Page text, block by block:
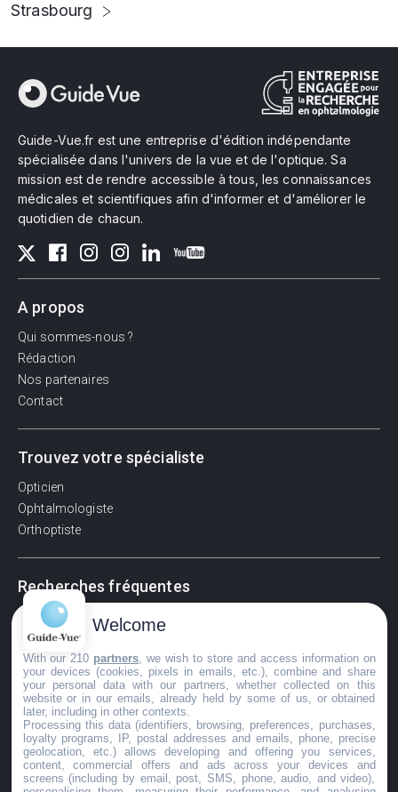
Strasbourg
Guide-Vue.fr est une entreprise d'édition indépendante
spécialisée dans l'univers de la vue et de l'optique. Sa
mission est de rendre accessible à tous, les connaissances
médicales et scientifiques afin d'informer et d'améliorer le
quotidien de chacun.
A propos
Qui sommes-nous ?
Rédaction
Nos partenaires
Contact
Trouvez votre spécialiste
Opticien
Ophtalmologiste
Orthoptiste
Recherches fréquentes
Pathologies adultes
Signes d'une urgence ophtalmologique
La vision
Acuité visuelle
Myosis / mydriase
Œdème oculaire
©GuideVue2024
Welcome
With our 210 partners , we wish to store and access information on
your devices (cookies, pixels in emails, etc.), combine and share
your personal data with our partners, whether collected on this
website or in our emails, already held by some of us, or obtained
later, including in other contexts.
Processing this data (identifiers, browsing, preferences, purchases,
loyalty programs, IP, postal addresses and emails, phone, precise
geolocation, etc.) allows developing and offering you services,
content, commercial offers and ads across your devices and
screens (including by email, post, SMS, phone, audio, and video),